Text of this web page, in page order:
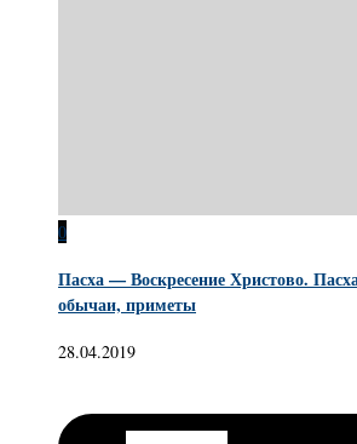
0
Пасха — Воскресение Христово.
обычаи, приметы
28.04.2019